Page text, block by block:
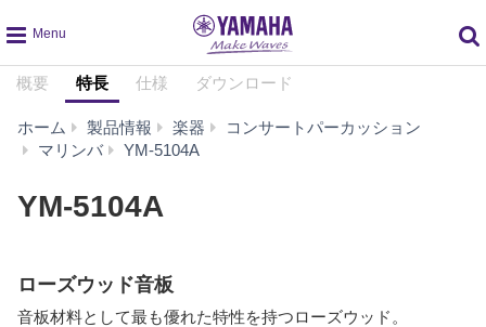
global
navigation
概要 特長 仕様 ダウンロード
ホーム 製品情報 楽器
コンサートパーカッション
マリンバ
YM-5104A
YM-5104A
ローズウッド音板
音板材料として最も優れた特性を持つローズウッド。